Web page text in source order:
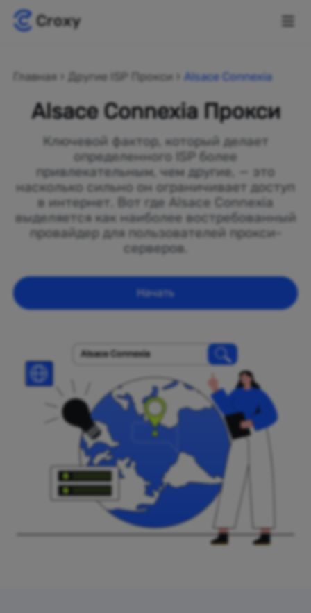
Главная Другие ISP Прокси Alsace Connexia
Alsace Connexia Прокси
Ключевой фактор, который делает
определенного ISP более
привлекательным, чем другие, — это
насколько сильно он ограничивает доступ
в интернет. Вот где Alsace Connexia
выделяется как наиболее востребованный
провайдер для пользователей прокси-
серверов.
Начать
Alsace Connexia